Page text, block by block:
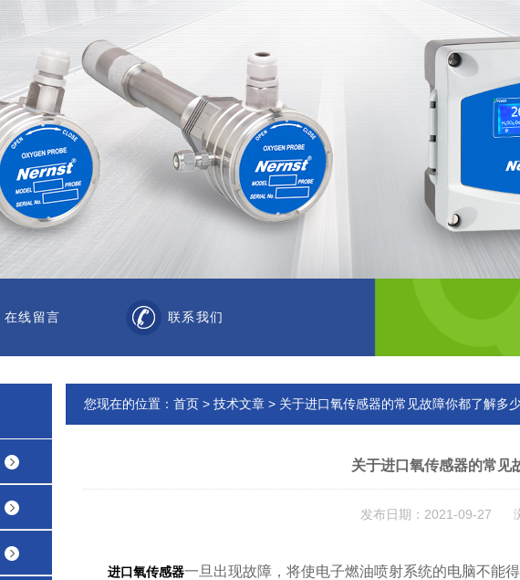
在线留言 联系我们
您现在的位置： 首页 > 技术文章 > 关于进口氧传感器的常见故障你都了解多
关于进口氧传感器的常见
发布日期：2021-09-27
进口氧传感器一旦出现故障，将使电子燃油喷射系统的电脑不能